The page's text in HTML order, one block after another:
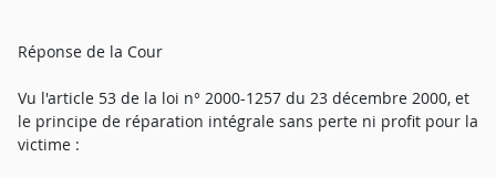
Réponse de la Cour
Vu l'article 53 de la loi n° 2000-1257 du 23 décembre 2000, et
le principe de réparation intégrale sans perte ni profit pour la
victime :